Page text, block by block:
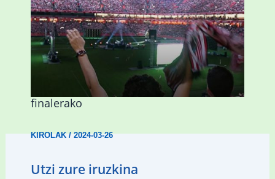
Abadiñok eta Ermuak ere pantaila
erraldoiak jarriko dituzte Kopako
finalerako
KIROLAK/2024-03-26
Utzi zure iruzkina